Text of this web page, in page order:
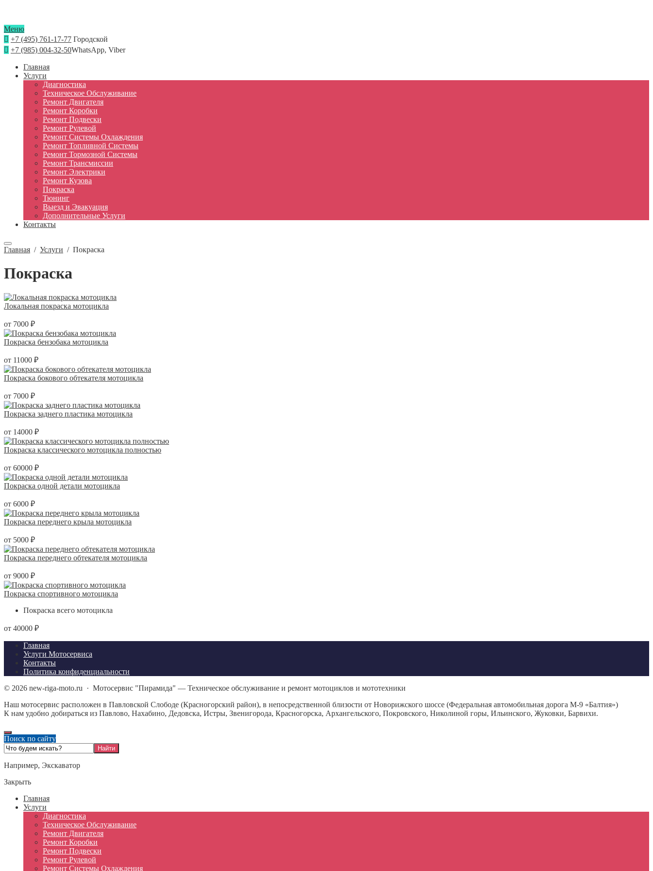
Меню
+7 (495) 761-17-77 Городской
+7 (985) 004-32-50WhatsApp, Viber
Главная
Услуги
Диагностика
Техническое Обслуживание
Ремонт Двигателя
Ремонт Коробки
Ремонт Подвески
Ремонт Рулевой
Ремонт Системы Охлаждения
Ремонт Топливной Системы
Ремонт Тормозной Системы
Ремонт Трансмиссии
Ремонт Электрики
Ремонт Кузова
Покраска
Тюнинг
Выезд и Эвакуация
Дополнительные Услуги
Контакты
Главная / Услуги / Покраска
Покраска
Локальная покраска мотоцикла
от 7000 ₽
Покраска бензобака мотоцикла
от 11000 ₽
Покраска бокового обтекателя мотоцикла
от 7000 ₽
Покраска заднего пластика мотоцикла
от 14000 ₽
Покраска классического мотоцикла полностью
от 60000 ₽
Покраска одной детали мотоцикла
от 6000 ₽
Покраска переднего крыла мотоцикла
от 5000 ₽
Покраска переднего обтекателя мотоцикла
от 9000 ₽
Покраска спортивного мотоцикла
Покраска всего мотоцикла
от 40000 ₽
Главная
Услуги Мотосервиса
Контакты
Политика конфиденциальности
© 2026 new-riga-moto.ru · Мотосервис "Пирамида" — Техническое обслуживание и ремонт мотоциклов и мототехники
Наш мотосервис расположен в Павловской Слободе (Красногорский район), в непосредственной близости от Новорижского шоссе (Федеральная автомобильная дорога М-9 «Балтия»)
К нам удобно добираться из Павлово, Нахабино, Дедовска, Истры, Звенигорода, Красногорска, Архангельского, Покровского, Николиной горы, Ильинского, Жуковки, Барвихи.
Поиск по сайту
Например, Экскаватор
Закрыть
Главная
Услуги
Диагностика
Техническое Обслуживание
Ремонт Двигателя
Ремонт Коробки
Ремонт Подвески
Ремонт Рулевой
Ремонт Системы Охлаждения